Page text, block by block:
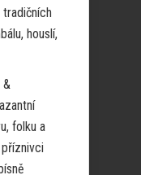
houslí,
&
folku a